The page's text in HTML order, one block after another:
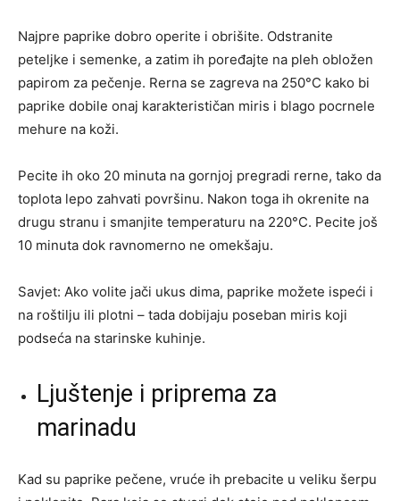
Najpre paprike dobro operite i obrišite. Odstranite
peteljke i semenke, a zatim ih poređajte na pleh obložen
papirom za pečenje. Rerna se zagreva na 250°C kako bi
paprike dobile onaj karakterističan miris i blago pocrnele
mehure na koži.
Pecite ih oko 20 minuta na gornjoj pregradi rerne, tako da
toplota lepo zahvati površinu. Nakon toga ih okrenite na
drugu stranu i smanjite temperaturu na 220°C. Pecite još
10 minuta dok ravnomerno ne omekšaju.
Savjet: Ako volite jači ukus dima, paprike možete ispeći i
na roštilju ili plotni – tada dobijaju poseban miris koji
podseća na starinske kuhinje.
Ljuštenje i priprema za
marinadu
Kad su paprike pečene, vruće ih prebacite u veliku šerpu